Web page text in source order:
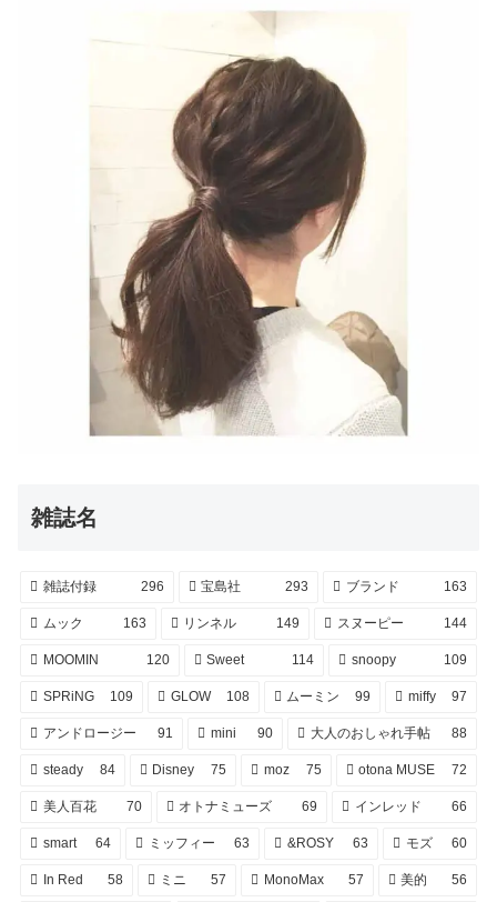
雑誌名
雑誌付録 296 宝島社 293 ブランド 163
ムック 163 リンネル 149 スヌーピー 144
MOOMIN 120 Sweet 114 snoopy 109
SPRiNG 109 GLOW 108 ムーミン 99 miffy 97
アンドロージー 91 mini 90 大人のおしゃれ手帖 88
steady 84 Disney 75 moz 75 otona MUSE 72
美人百花 70 オトナミューズ 69 インレッド 66
smart 64 ミッフィー 63 &ROSY 63 モズ 60
In Red 58 ミニ 57 MonoMax 57 美的 56